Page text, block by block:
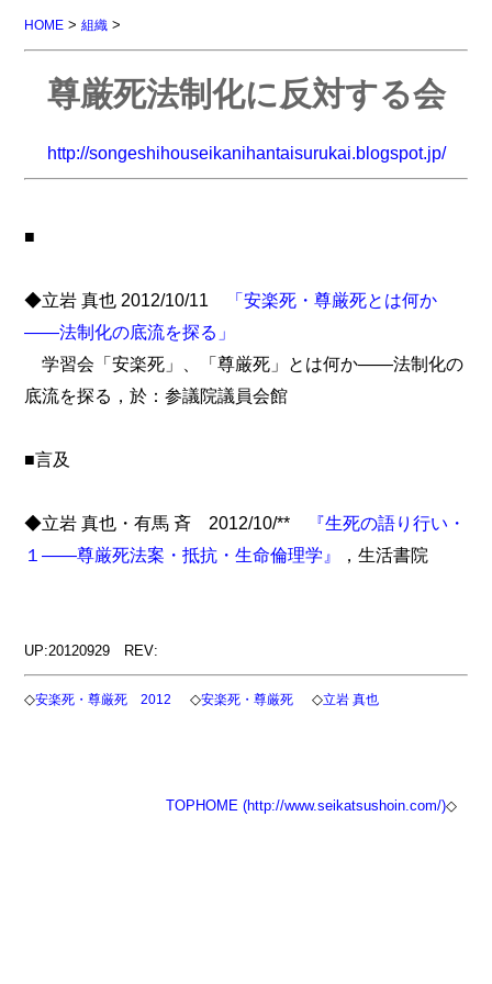
HOME >組織 >
尊厳死法制化に反対する会
http://songeshihouseikanihantaisurukai.blogspot.jp/
■
◆立岩 真也 2012/10/11
「安楽死・尊厳死とは何か
――法制化の底流を探る」
学習会「安楽死」、「尊厳死」とは何か――法制化の
底流を探る，於：参議院議員会館
■言及
◆立岩 真也・有馬 斉 2012/10/**
『生死の語り行い・
１――尊厳死法案・抵抗・生命倫理学』
，生活書院
UP:20120929 REV:
◇安楽死・尊厳死 2012 ◇安楽死・尊厳死 ◇立岩 真也
TOP HOME (http://www.seikatsushoin.com/)◇